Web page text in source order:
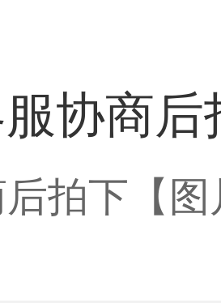
协商后
拍下【